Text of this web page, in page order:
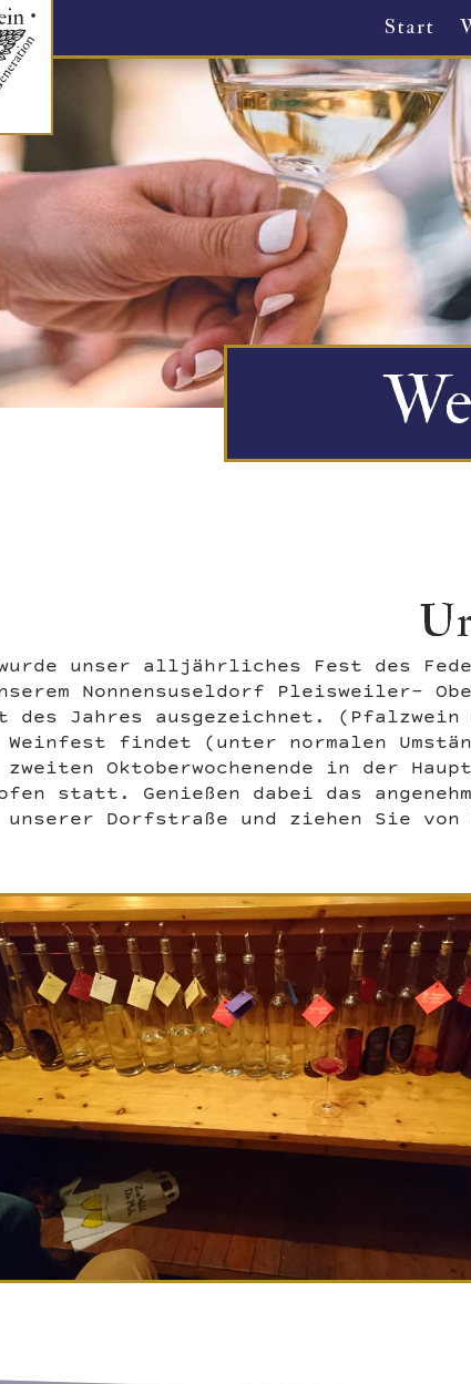
Start
unser alljährliches Fest des
Nonnensuseldorf Pleisweiler-
des Jahres ausgezeichnet. (Pfalzwein
Weinfest findet (unter normalen
zweiten Oktoberwochenende in der
statt. Genießen dabei das
unserer Dorfstraße und ziehen Sie von